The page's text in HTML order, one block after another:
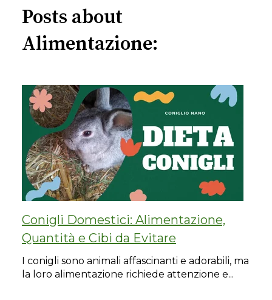
Posts about
Alimentazione:
Conigli Domestici: Alimentazione,
Quantità e Cibi da Evitare
I conigli sono animali affascinanti e adorabili, ma
la loro alimentazione richiede attenzione e...